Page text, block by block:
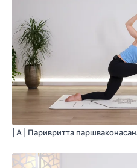
| A | Паривритта